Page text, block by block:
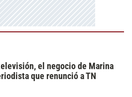
el negocio de Marina
que renunció a TN